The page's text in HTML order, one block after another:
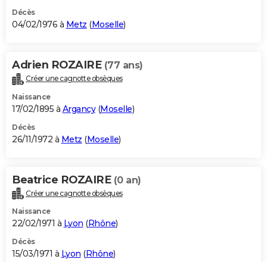
Décès
04/02/1976 à Metz (Moselle)
Adrien ROZAIRE (77 ans)
Créer une cagnotte obsèques
Naissance
17/02/1895 à Argancy(Moselle)
Décès
26/11/1972 à Metz (Moselle)
Beatrice ROZAIRE (0 an)
Créer une cagnotte obsèques
Naissance
22/02/1971 à Lyon (Rhône)
Décès
15/03/1971 à Lyon (Rhône)